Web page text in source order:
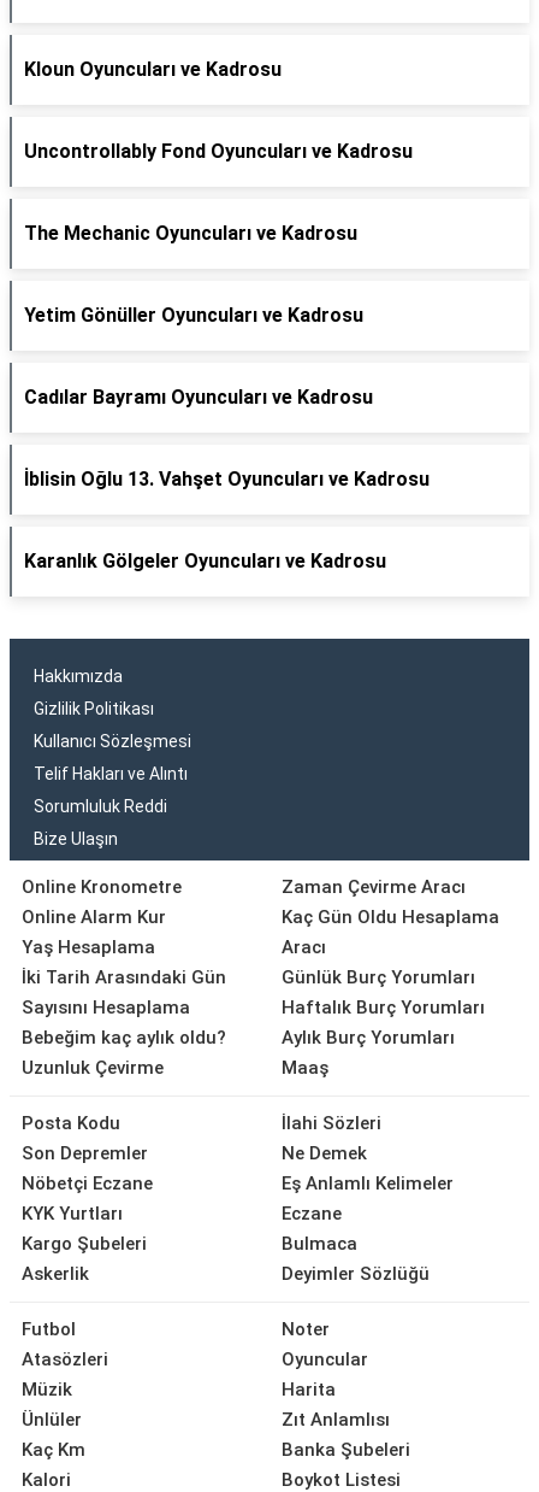
Kloun Oyuncuları ve Kadrosu
Uncontrollably Fond Oyuncuları ve Kadrosu
The Mechanic Oyuncuları ve Kadrosu
Yetim Gönüller Oyuncuları ve Kadrosu
Cadılar Bayramı Oyuncuları ve Kadrosu
İblisin Oğlu 13. Vahşet Oyuncuları ve Kadrosu
Karanlık Gölgeler Oyuncuları ve Kadrosu
Hakkımızda
Gizlilik Politikası
Kullanıcı Sözleşmesi
Telif Hakları ve Alıntı
Sorumluluk Reddi
Bize Ulaşın
Online Kronometre
Online Alarm Kur
Yaş Hesaplama
İki Tarih Arasındaki Gün
Sayısını Hesaplama
Bebeğim kaç aylık oldu?
Uzunluk Çevirme
Zaman Çevirme Aracı
Kaç Gün Oldu Hesaplama
Aracı
Günlük Burç Yorumları
Haftalık Burç Yorumları
Aylık Burç Yorumları
Maaş
Posta Kodu
Son Depremler
Nöbetçi Eczane
KYK Yurtları
Kargo Şubeleri
Askerlik
İlahi Sözleri
Ne Demek
Eş Anlamlı Kelimeler
Eczane
Bulmaca
Deyimler Sözlüğü
Futbol
Atasözleri
Müzik
Ünlüler
Kaç Km
Kalori
Noter
Oyuncular
Harita
Zıt Anlamlısı
Banka Şubeleri
Boykot Listesi